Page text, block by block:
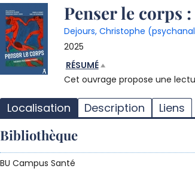
Détail
document
Penser le corps
Dejours, Christophe
2025
RÉSUMÉ
Cet ouvrage propose une
Localisation Description Liens
Bibliothèque
BU Campus Santé